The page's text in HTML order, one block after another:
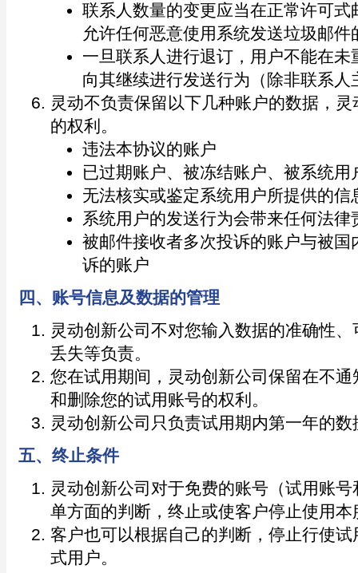
联系人数量的变更应当在正常许可
允许任何恶意使用系统发送垃圾邮件
一旦联系人进行退订，用户不能在
向其继续进行发送行为（除非联系人
灵动不负责保留以下几种账户的数据，
的权利。
违法本协议的账户
已过期账户、被冻结账户、被系统用
无法核实或鉴定系统用户所提供的信
系统用户的发送行为会带来任何法律
被邮件接收者多次投诉的账户与被
诉的账户
四、账号信息及数据的管理
灵动创新公司不对您输入数据的准确性
丢失等负责。
您在试用期间，灵动创新公司保留在不
和删除您的试用账号的权利。
灵动创新公司只负责试用期内第一年的数
五、终止条件
灵动创新公司对于免费的账号（试用账
单方面的判断，终止或使客户停止使用本
客户也可以根据自己的判断，停止行使
式用户。